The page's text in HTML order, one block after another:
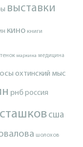
выставки
кино книги
маркина медицина
охтинский мыс
рнброссия
сташков сша
шолохов